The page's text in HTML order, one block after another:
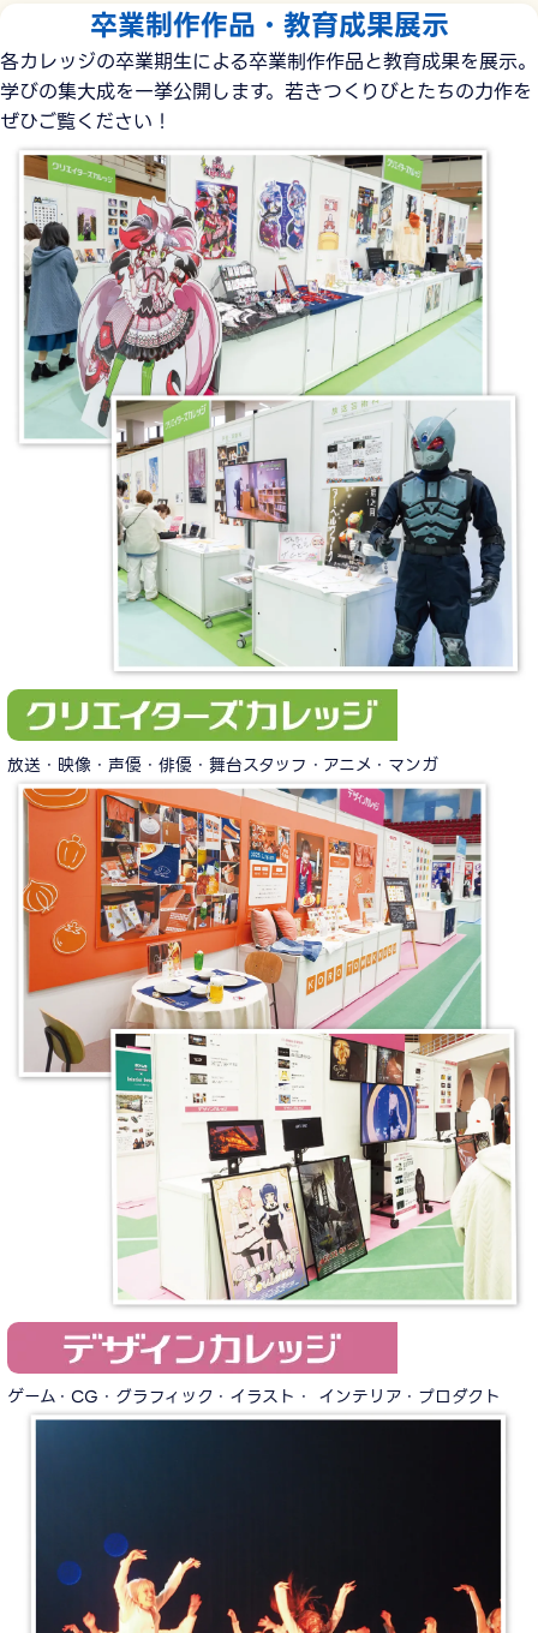
卒業制作作品・教育成果展示
各カレッジの卒業期生による卒業制作作品と教育成果を展示。
学びの集大成を一挙公開します。若きつくりびとたちの力作を
ぜひご覧ください！
放送・映像・声優・俳優・舞台スタッフ・アニメ・マンガ
ゲーム・CG・グラフィック・イラスト・ インテリア・プロダクト